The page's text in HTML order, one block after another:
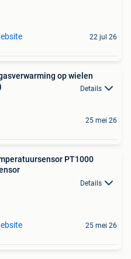
22 jul 26
op wielen
Details
25 mei 26
PT1000
Details
25 mei 26